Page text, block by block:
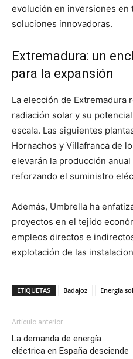
evolución en inversiones en
soluciones innovadoras.
Extremadura: un
para la expansión
La elección de Extremadura
radiación solar y su
escala. Las siguientes
Hornachos y Villafranca de
elevarán la producción
reforzando el suministro
Además, Umbrella ha
proyectos en el tejido
empleos directos e
explotación de las
ETIQUETAS Badajoz Energía
Artículo anterior
La demanda de energía
eléctrica en España desciende